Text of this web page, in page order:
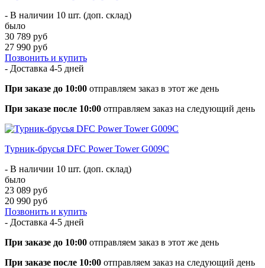
- В наличии 10 шт. (доп. склад)
было
30 789 руб
27 990 руб
Позвонить и купить
- Доставка 4-5 дней
При заказе до 10:00 отправляем заказ в этот же день
При заказе после 10:00 отправляем заказ на следующий день
Турник-брусья DFC Power Tower G009C
- В наличии 10 шт. (доп. склад)
было
23 089 руб
20 990 руб
Позвонить и купить
- Доставка 4-5 дней
При заказе до 10:00 отправляем заказ в этот же день
При заказе после 10:00 отправляем заказ на следующий день